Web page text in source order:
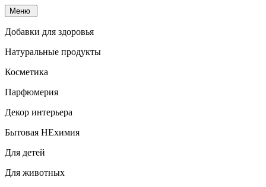
Меню
Добавки для здоровья
Натуральные продукты
Косметика
Парфюмерия
Декор интерьера
Бытовая НЕхимия
Для детей
Для животных